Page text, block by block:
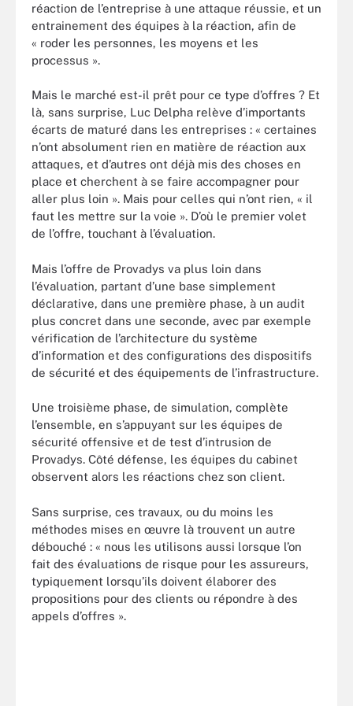
réaction de l’entreprise à une attaque réussie, et un
entrainement des équipes à la réaction, afin de
« roder les personnes, les moyens et les
processus ».
Mais le marché est-il prêt pour ce type d’offres ? Et
là, sans surprise, Luc Delpha relève d’importants
écarts de maturé dans les entreprises : « certaines
n’ont absolument rien en matière de réaction aux
attaques, et d’autres ont déjà mis des choses en
place et cherchent à se faire accompagner pour
aller plus loin ». Mais pour celles qui n’ont rien, « il
faut les mettre sur la voie ». D’où le premier volet
de l’offre, touchant à l’évaluation.
Mais l’offre de Provadys va plus loin dans
l’évaluation, partant d’une base simplement
déclarative, dans une première phase, à un audit
plus concret dans une seconde, avec par exemple
vérification de l’architecture du système
d’information et des configurations des dispositifs
de sécurité et des équipements de l’infrastructure.
Une troisième phase, de simulation, complète
l’ensemble, en s’appuyant sur les équipes de
sécurité offensive et de test d’intrusion de
Provadys. Côté défense, les équipes du cabinet
observent alors les réactions chez son client.
Sans surprise, ces travaux, ou du moins les
méthodes mises en œuvre là trouvent un autre
débouché : « nous les utilisons aussi lorsque l’on
fait des évaluations de risque pour les assureurs,
typiquement lorsqu’ils doivent élaborer des
propositions pour des clients ou répondre à des
appels d’offres ».